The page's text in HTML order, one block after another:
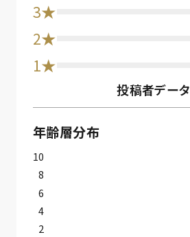
3★
2★
1★
投稿者データ
年齢層分布
10
8
6
4
2